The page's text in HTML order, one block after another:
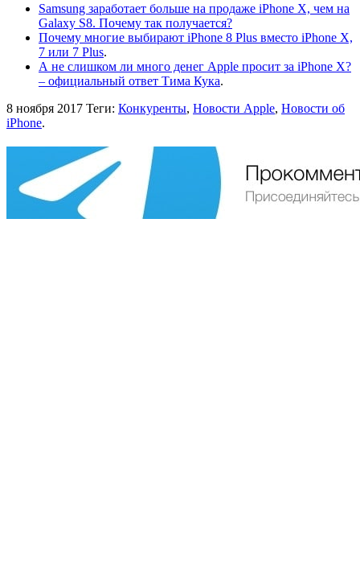
Samsung заработает больше на продаже iPhone X, чем на
Galaxy S8. Почему так получается?
Почему многие выбирают iPhone 8 Plus вместо iPhone X,
7 или 7 Plus.
А не слишком ли много денег Apple просит за iPhone X?
– официальный ответ Тима Кука.
8 ноября 2017 Теги: Конкуренты, Новости Apple, Новости об
iPhone.